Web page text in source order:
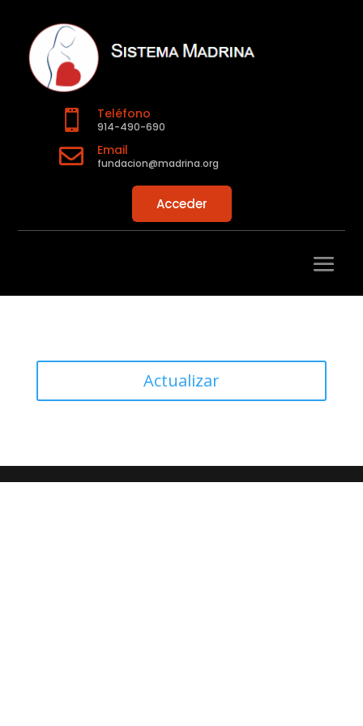
 Teléfono
914-490-690
 Email
fundacion@madrina.org
Acceder
Actualizar